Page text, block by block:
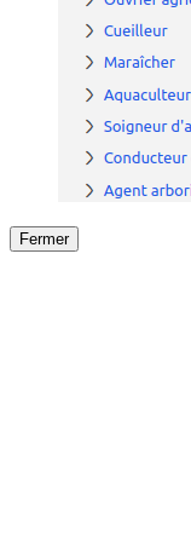
Fermer